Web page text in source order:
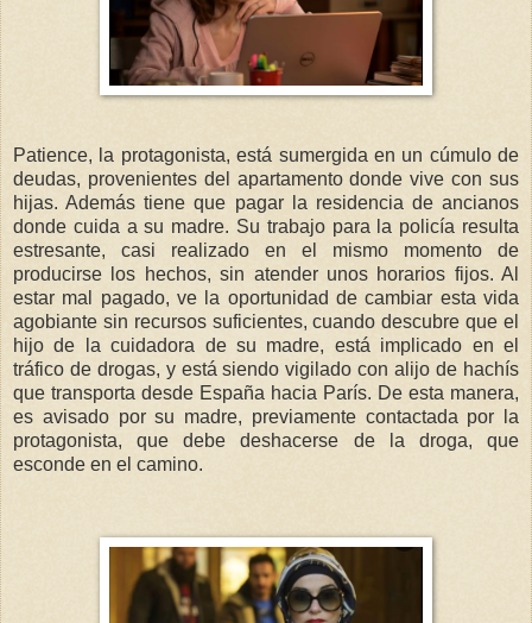
Patience, la protagonista, está sumergida en un cúmulo de
deudas, provenientes del apartamento donde vive con sus
hijas. Además tiene que pagar la residencia de ancianos
donde cuida a su madre. Su trabajo para la policía resulta
estresante, casi realizado en el mismo momento de
producirse los hechos, sin atender unos horarios fijos. Al
estar mal pagado, ve la oportunidad de cambiar esta vida
agobiante sin recursos suficientes, cuando descubre que el
hijo de la cuidadora de su madre, está implicado en el
tráfico de drogas, y está siendo vigilado con alijo de hachís
que transporta desde España hacia París. De esta manera,
es avisado por su madre, previamente contactada por la
protagonista, que debe deshacerse de la droga, que
esconde en el camino.